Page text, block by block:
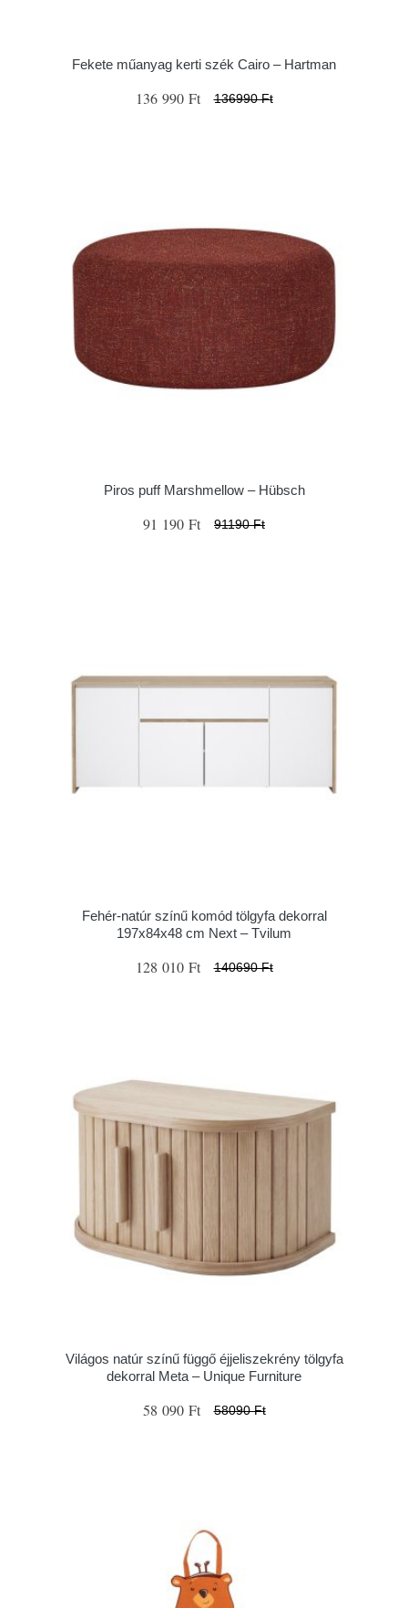
Fekete műanyag kerti szék Cairo – Hartman
136 990 Ft 136990 Ft
Piros puff Marshmellow – Hübsch
91 190 Ft 91190 Ft
Fehér-natúr színű komód tölgyfa dekorral
197x84x48 cm Next – Tvilum
128 010 Ft 140690 Ft
Világos natúr színű függő éjjeliszekrény tölgyfa
dekorral Meta – Unique Furniture
58 090 Ft 58090 Ft